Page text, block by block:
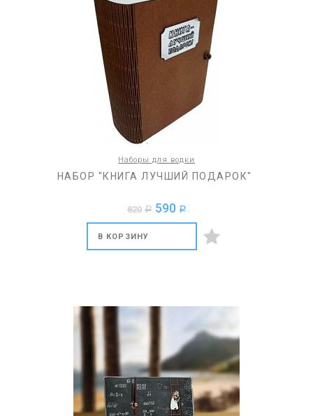
Наборы для водки
НАБОР "КНИГА ЛУЧШИЙ ПОДАРОК"
820 a 590 a
В КОРЗИНУ